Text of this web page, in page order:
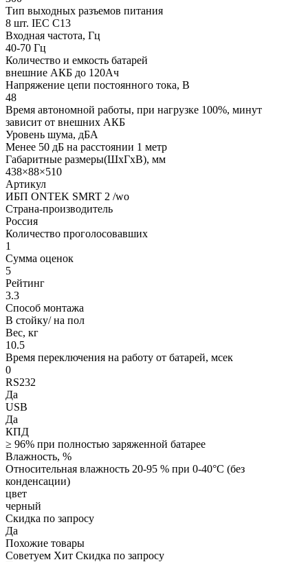
Тип выходных разъемов питания
8 шт. IEC C13
Входная частота, Гц
40-70 Гц
Количество и емкость батарей
внешние АКБ до 120Ач
Напряжение цепи постоянного тока, В
48
Время автономной работы, при нагрузке 100%, минут
зависит от внешних АКБ
Уровень шума, дБА
Менее 50 дБ на расстоянии 1 метр
Габаритные размеры(ШxГxВ), мм
438×88×510
Артикул
ИБП ONTEK SMRT 2 /wo
Страна-производитель
Россия
Количество проголосовавших
1
Сумма оценок
5
Рейтинг
3.3
Способ монтажа
В стойку/ на пол
Вес, кг
10.5
Время переключения на работу от батарей, мсек
0
RS232
Да
USB
Да
КПД
≥ 96% при полностью заряженной батарее
Влажность, %
Относительная влажность 20-95 % при 0-40°C (без
конденсации)
цвет
черный
Скидка по запросу
Да
Похожие товары
Советуем Хит Скидка по запросу